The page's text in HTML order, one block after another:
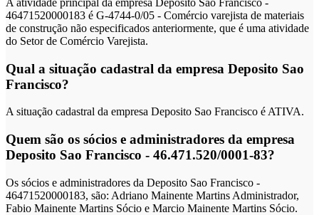
A atividade principal da empresa Deposito Sao Francisco -
46471520000183 é G-4744-0/05 - Comércio varejista de materiais
de construção não especificados anteriormente, que é uma atividade
do Setor de Comércio Varejista.
Qual a situação cadastral da empresa Deposito Sao
Francisco?
A situação cadastral da empresa Deposito Sao Francisco é ATIVA.
Quem são os sócios e administradores da empresa
Deposito Sao Francisco - 46.471.520/0001-83?
Os sócios e administradores da Deposito Sao Francisco -
46471520000183, são: Adriano Mainente Martins Administrador,
Fabio Mainente Martins Sócio e Marcio Mainente Martins Sócio.